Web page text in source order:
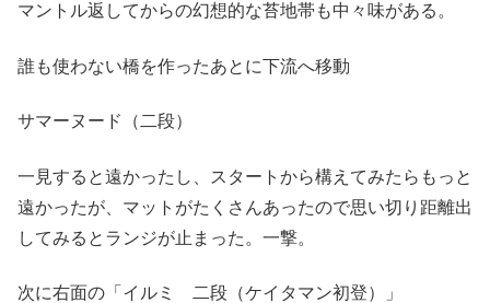
マントル返してからの幻想的な苔地帯も中々味がある。
誰も使わない橋を作ったあとに下流へ移動
サマーヌード（二段）
一見すると遠かったし、スタートから構えてみたらもっと
遠かったが、マットがたくさんあったので思い切り距離出
してみるとランジが止まった。一撃。
次に右面の「イルミ 二段（ケイタマン初登）」